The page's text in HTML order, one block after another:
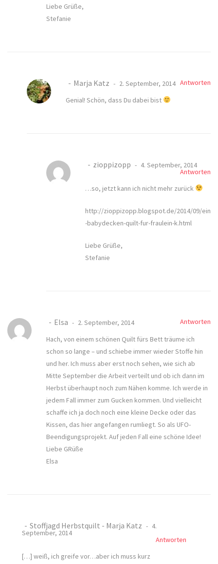
Liebe Grüße,
Stefanie
Marja Katz 2. September, 2014 Antworten
Genial! Schön, dass Du dabei bist
zioppizopp 4. September, 2014
Antworten
…so, jetzt kann ich nicht mehr zurück
http://zioppizopp.blogspot.de/2014/09/ein
-babydecken-quilt-fur-fraulein-k.html
Liebe Grüße,
Stefanie
Elsa 2. September, 2014
Antworten
Hach, von einem schönen Quilt fürs Bett träume ich
schon so lange – und schiebe immer wieder Stoffe hin
und her. Ich muss aber erst noch sehen, wie sich ab
Mitte September die Arbeit verteilt und ob ich dann im
Herbst überhaupt noch zum Nähen komme. Ich werde in
jedem Fall immer zum Gucken kommen. Und vielleicht
schaffe ich ja doch noch eine kleine Decke oder das
Kissen, das hier angefangen rumliegt. So als UFO-
Beendigungsprojekt. Auf jeden Fall eine schöne Idee!
Liebe GRüße
Elsa
Stoffjagd Herbstquilt - Marja Katz 4.
September, 2014
Antworten
[…] weiß, ich greife vor…aber ich muss kurz